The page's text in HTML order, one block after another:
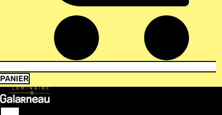
PANIER